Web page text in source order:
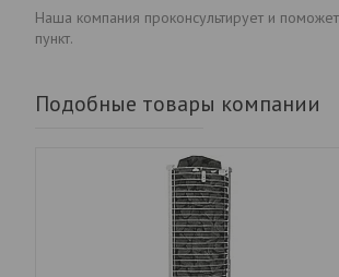
Наша компания проконсультирует и
пункт.
Подобные товары компании